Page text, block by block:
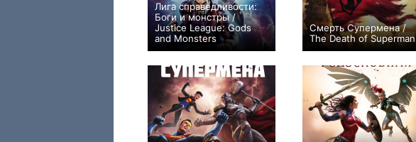
Лига справедливости:
Боги и монстры /
Justice League: Gods
and Monsters
+2
Смерть Супермена /
The Death of Superman
0